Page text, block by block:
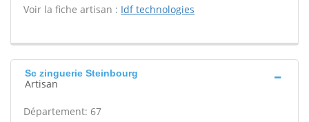
Voir la fiche artisan : Idf technologies
Sc zinguerie Steinbourg
Artisan
Département: 67